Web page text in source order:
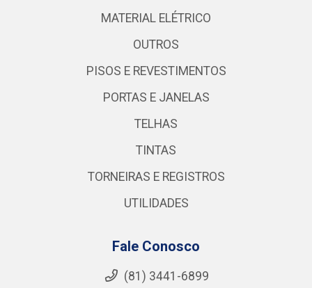
MATERIAL ELÉTRICO
OUTROS
PISOS E REVESTIMENTOS
PORTAS E JANELAS
TELHAS
TINTAS
TORNEIRAS E REGISTROS
UTILIDADES
Fale Conosco
(81) 3441-6899